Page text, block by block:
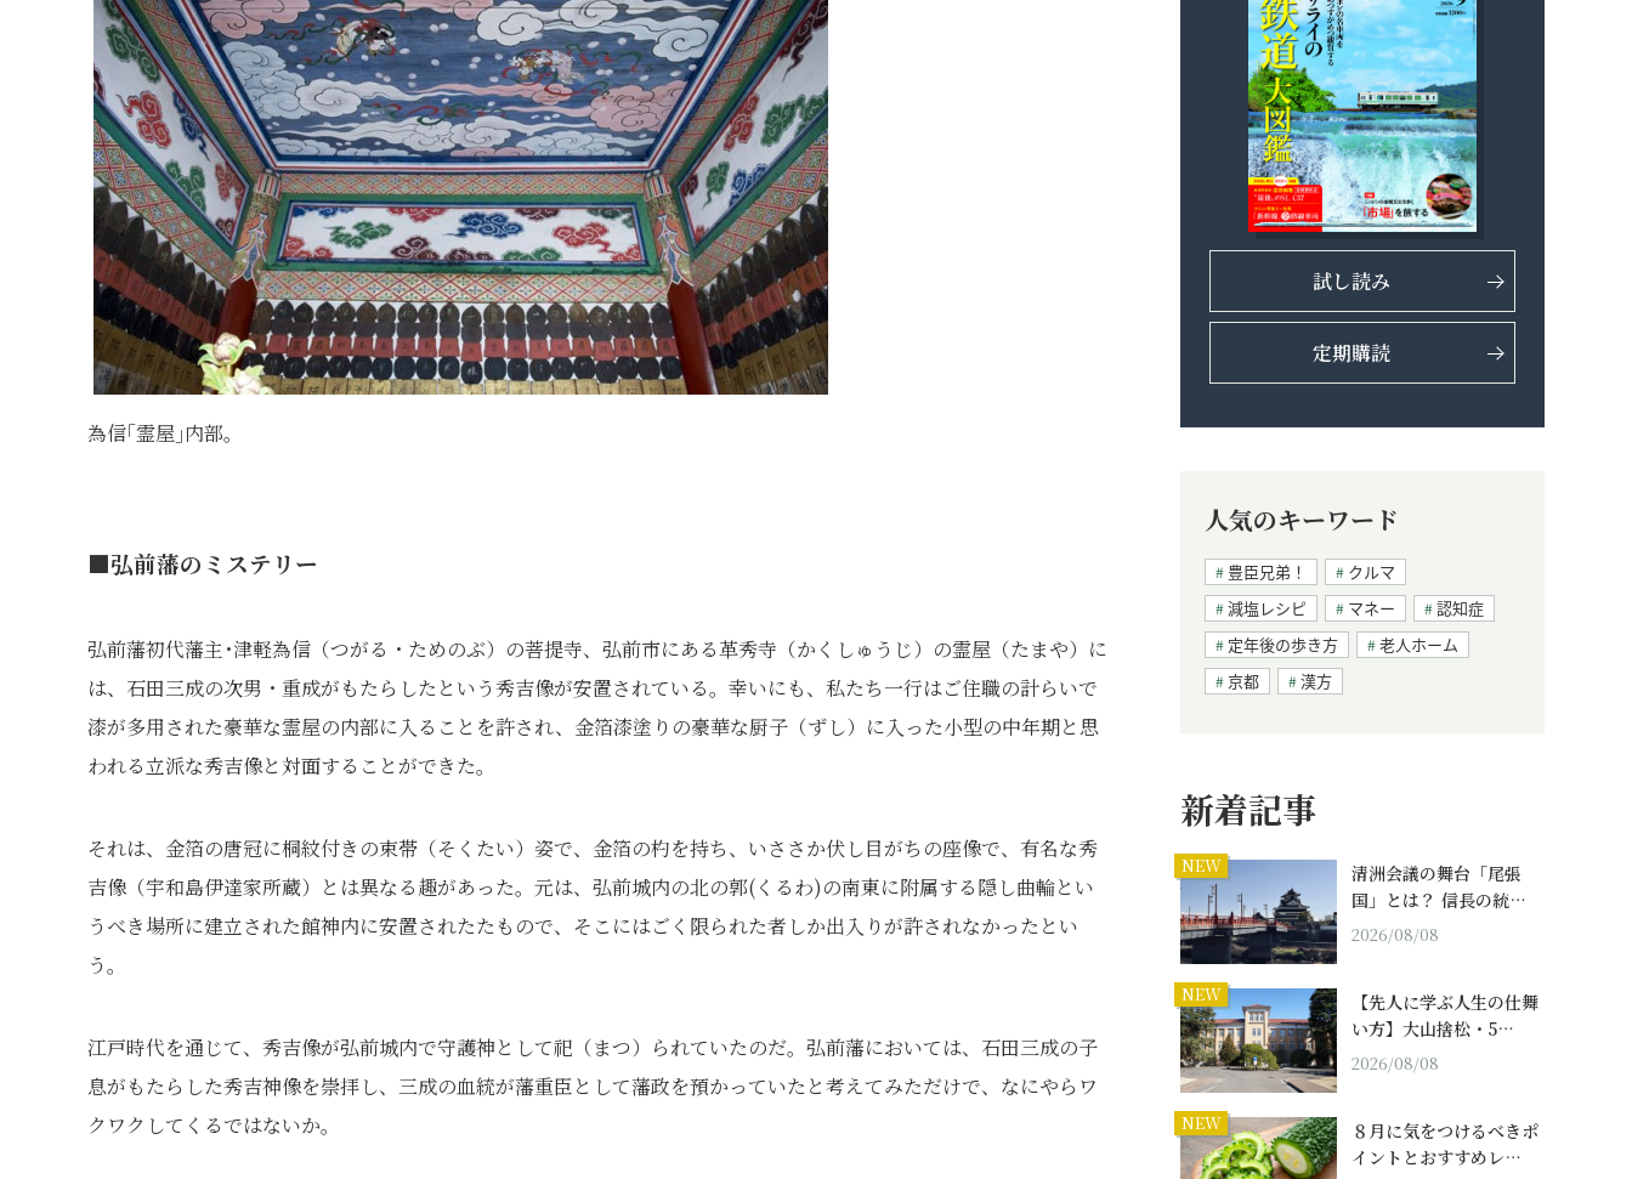
為信｢霊屋｣内部。
■弘前藩のミステリー
弘前藩初代藩主･津軽為信（つがる・ためのぶ）の菩提寺、弘前市にある革秀寺（かくしゅうじ）の霊屋（たまや）に
は、石田三成の次男・重成がもたらしたという秀吉像が安置されている。幸いにも、私たち一行はご住職の計らいで
漆が多用された豪華な霊屋の内部に入ることを許され、金箔漆塗りの豪華な厨子（ずし）に入った小型の中年期と思
われる立派な秀吉像と対面することができた。
それは、金箔の唐冠に桐紋付きの束帯（そくたい）姿で、金箔の杓を持ち、いささか伏し目がちの座像で、有名な秀
吉像（宇和島伊達家所蔵）とは異なる趣があった。元は、弘前城内の北の郭(くるわ)の南東に附属する隠し曲輪とい
うべき場所に建立された館神内に安置されたたもので、そこにはごく限られた者しか出入りが許されなかったとい
う。
江戸時代を通じて、秀吉像が弘前城内で守護神として祀（まつ）られていたのだ。弘前藩においては、石田三成の子
息がもたらした秀吉神像を崇拝し、三成の血統が藩重臣として藩政を預かっていたと考えてみただけで、なにやらワ
クワクしてくるではないか。
試し読み
定期購読
人気のキーワード
豊臣兄弟！
クルマ
減塩レシピ
マネー
認知症
定年後の歩き方
老人ホーム
京都
漢方
新着記事
NEW
清洲会議の舞台「尾張
国」とは？ 信長の統…
2026/08/08
NEW
【先人に学ぶ人生の仕舞
い方】大山捨松・5…
2026/08/08
NEW
８月に気をつけるべきポ
イントとおすすめレ…